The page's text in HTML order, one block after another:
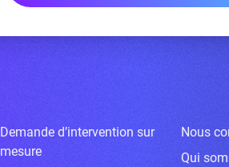
Demande d’intervention sur
mesure
Nous
Qui